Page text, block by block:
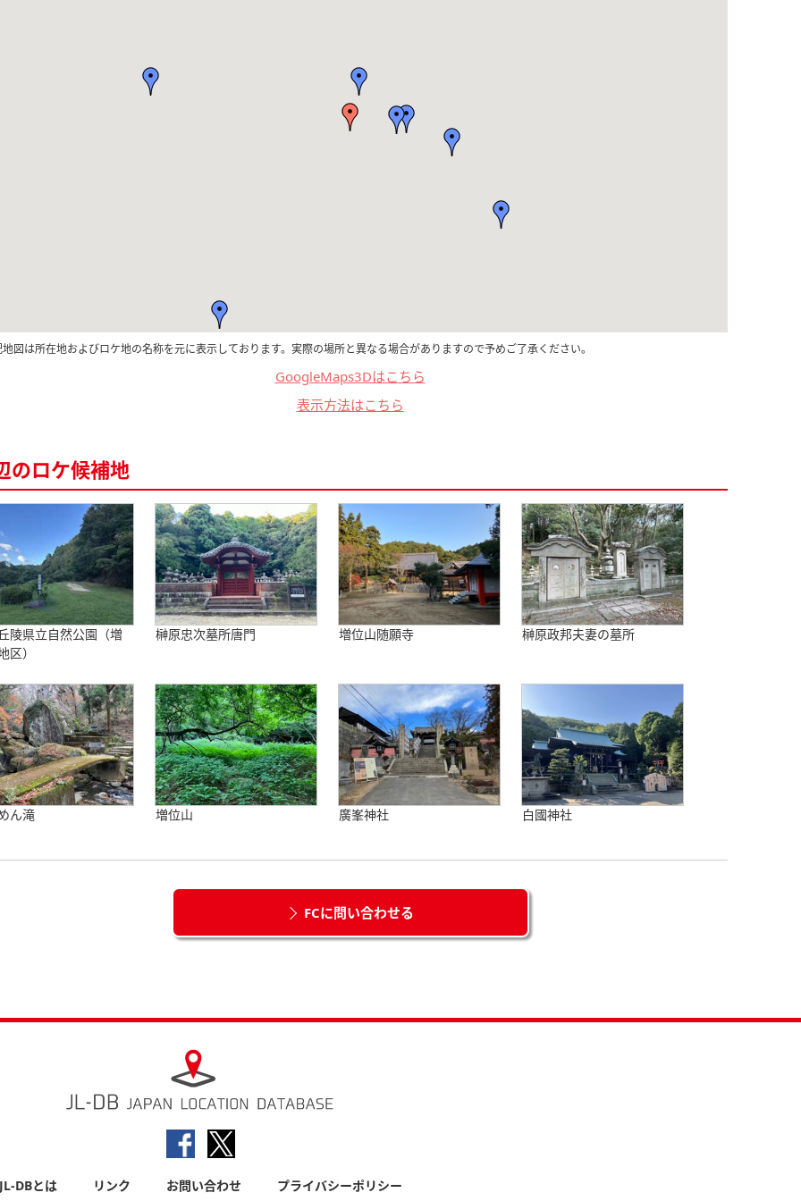
図は所在地およびロケ地の名称を元に表示しております。実際の場所と異なる場合がありますので予めご了承ください。
GoogleMaps3Dはこちら
表示方法はこちら
のロケ候補地
陵県立自然公園（増
区）
榊原忠次墓所唐門 増位山随願寺 榊原政邦夫妻の墓所
ん滝 増位山 廣峯神社 白國神社
FCに問い合わせる
DBとは リンク お問い合わせ プライバシーポリシー